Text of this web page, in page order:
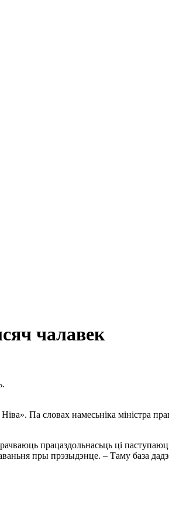
чалавек
Па словах намесьніка міністра
працаздольнасьць ці
пры прэзыдэнце. – Таму база